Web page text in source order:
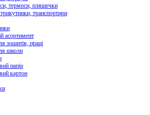
термоси, пляшечки
транспортири
асортимент
зошитів, праці
школи
папір
картон